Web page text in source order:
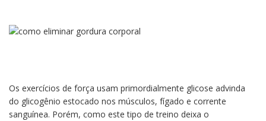
Os exercícios de força usam primordialmente glicose advinda
do glicogênio estocado nos músculos, fígado e corrente
sanguínea. Porém, como este tipo de treino deixa o